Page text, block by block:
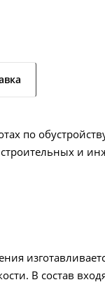
по
и
В состав